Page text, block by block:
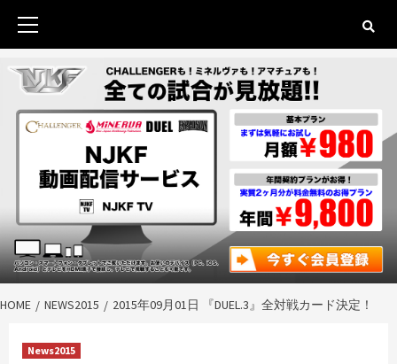
contentPrimary
HOME NEWS2015 2015年09月01日 『DUEL.3』全対戦カード決定！
News2015